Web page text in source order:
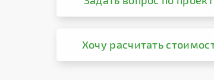
Хочу расчитать